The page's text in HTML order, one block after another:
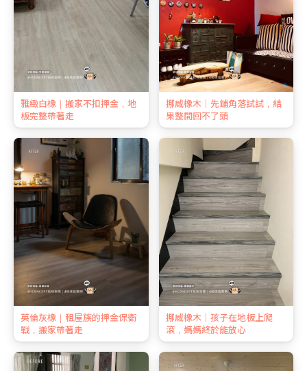
雅緻白橡｜搬家不扣押金，地
板完整帶著走
挪威橡木｜先鋪角落試試，結
果整間回不了頭
英倫灰橡｜租屋族的押金保衛
戰，搬家帶著走
挪威橡木｜孩子在地板上爬
滾，媽媽終於能放心